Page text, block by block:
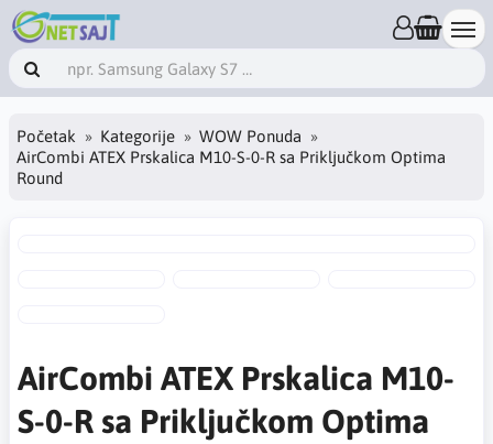
Početak Kategorije
WOW Ponuda
AirCombi ATEX Prskalica M10-S-0-R sa Priključkom Optima
Round
AirCombi ATEX Prskalica M10-
S-0-R sa Priključkom Optima